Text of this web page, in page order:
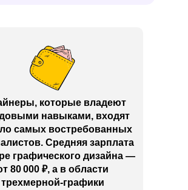
которые владеют
навыками, входят
самых востребованных
Средняя зарплата
графического дизайна —
80 000 ₽, а в области
трехмерной-графики